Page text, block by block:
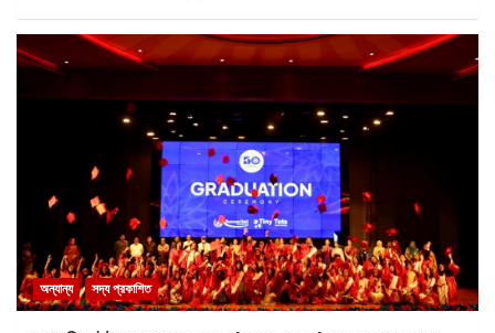
অন্যান্য সদ্য প্রকাশিত